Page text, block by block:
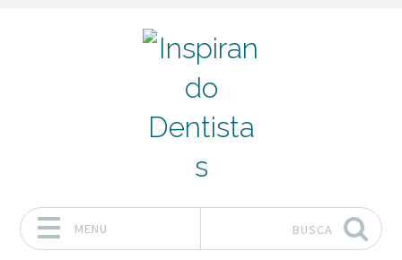
MENU BUSCA